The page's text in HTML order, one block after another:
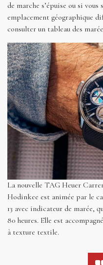
de marche s’épuise ou si
emplacement géographique
consulter un tableau des
La nouvelle TAG Heuer
Hodinkee est animée par le
13 avec indicateur de marée,
80 heures. Elle est
à texture textile.